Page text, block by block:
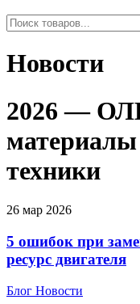
Новости
2026 —
техники
26 мар 2026
5 ошибок при
ресурс двигателя
Блог Новости